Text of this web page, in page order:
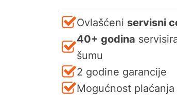
Ovlašćeni servisni
40+ godina
šumu
2 godine garancije
Mogućnost